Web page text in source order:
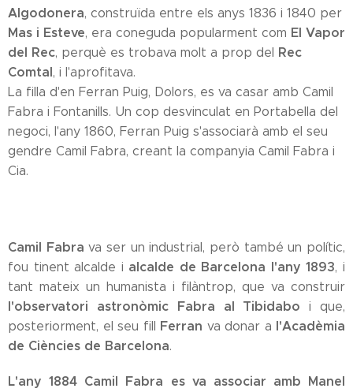
Algodonera, construïda entre els anys 1836 i 1840 per
Mas i Esteve, era coneguda popularment com El Vapor
del Rec, perquè es trobava molt a prop del Rec
Comtal, i l'aprofitava.
La filla d'en Ferran Puig, Dolors, es va casar amb Camil
Fabra i Fontanills. Un cop desvinculat en Portabella del
negoci, l'any 1860, Ferran Puig s'associarà amb el seu
gendre Camil Fabra, creant la companyia Camil Fabra i
Cia.
Camil Fabrava ser un industrial, però també un polític,
fou tinent alcalde i alcalde de Barcelona l'any 1893, i
tant mateix un humanista i filàntrop, que va construir
l'observatori astronòmic Fabra al Tibidaboi que,
posteriorment, el seu fill Ferran va donar a l'Acadèmia
de Ciències de Barcelona.
L'any 1884 Camil Fabra es va associar amb Manel